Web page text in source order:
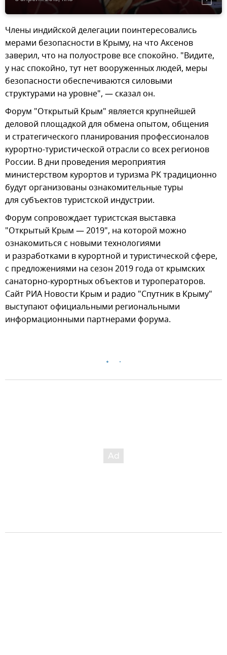
Члены индийской делегации поинтересовались
мерами безопасности в Крыму, на что Аксенов
заверил, что на полуострове все спокойно. "Видите,
у нас спокойно, тут нет вооруженных людей, меры
безопасности обеспечиваются силовыми
структурами на уровне", — сказал он.
Форум "Открытый Крым" является крупнейшей
деловой площадкой для обмена опытом, общения
и стратегического планирования профессионалов
курортно-туристической отрасли со всех регионов
России. В дни проведения мероприятия
министерством курортов и туризма РК традиционно
будут организованы ознакомительные туры
для субъектов туристской индустрии.
Форум сопровождает туристская выставка
"Открытый Крым — 2019", на которой можно
ознакомиться с новыми технологиями
и разработками в курортной и туристической сфере,
с предложениями на сезон 2019 года от крымских
санаторно-курортных объектов и туроператоров.
Сайт РИА Новости Крым и радио "Спутник в Крыму"
выступают официальными региональными
информационными партнерами форума.